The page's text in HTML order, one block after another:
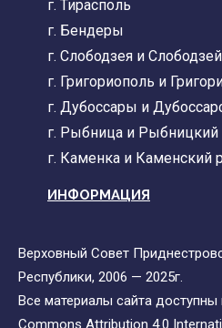
г. Тирасполь
г. Бендеры
г. Слободзея и
г. Григориополь и
г. Дубоссары и
г. Рыбница и Рыбницкий
г. Каменка и Каменский
ИНФОРМАЦИЯ
Верховный Совет
Республики, 2006 — 2025г.
Все материалы сайта доступны
Commons Attribution 4.0